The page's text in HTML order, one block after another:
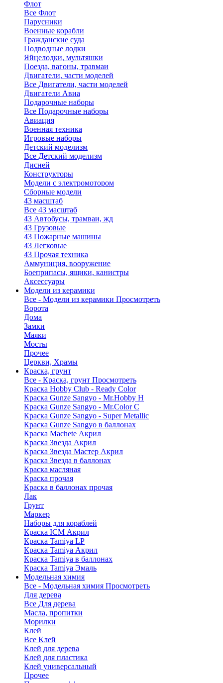
Флот
Все Флот
Парусники
Военные корабли
Гражданские суда
Подводные лодки
Яйцелодки, мультяшки
Поезда, вагоны, травмаи
Двигатели, части моделей
Все Двигатели, части моделей
Двигатели Авиа
Подарочные наборы
Все Подарочные наборы
Авиация
Военная техника
Игровые наборы
Детский моделизм
Все Детский моделизм
Дисней
Конструкторы
Модели с электромотором
Сборные модели
43 масштаб
Все 43 масштаб
43 Автобусы, трамваи, жд
43 Грузовые
43 Пожарные машины
43 Легковые
43 Прочая техника
Аммуниция, вооружение
Боеприпасы, ящики, канистры
Аксессуары
Модели из керамики
Все - Модели из керамики Просмотреть
Ворота
Дома
Замки
Маяки
Мосты
Прочее
Церкви, Храмы
Краска, грунт
Все - Краска, грунт Просмотреть
Краска Hobby Club - Ready Color
Краска Gunze Sangyo - Mr.Hobby H
Краска Gunze Sangyo - Mr.Color C
Краска Gunze Sangyo - Super Metallic
Краска Gunze Sangyo в баллонах
Краска Machete Акрил
Краска Звезда Акрил
Краска Звезда Мастер Акрил
Краска Звезда в баллонах
Краска масляная
Краска прочая
Краска в баллонах прочая
Лак
Грунт
Маркер
Наборы для кораблей
Краска ICM Акрил
Краска Tamiya LP
Краска Tamiya Акрил
Краска Tamiya в баллонах
Краска Tamiya Эмаль
Модельная химия
Все - Модельная химия Просмотреть
Для дерева
Все Для дерева
Масла, пропитки
Морилки
Клей
Все Клей
Клей для дерева
Клей для пластика
Клей универсальный
Прочее